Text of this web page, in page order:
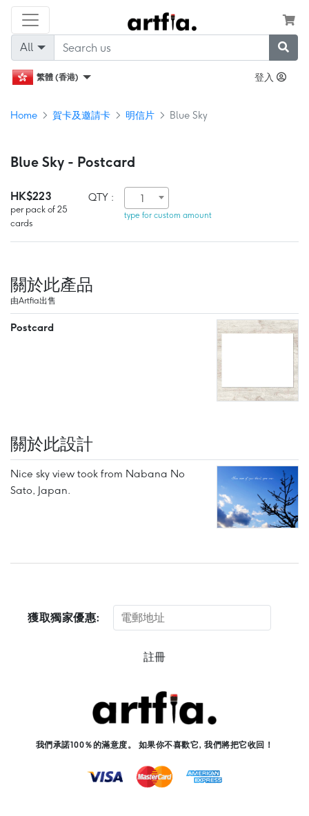
All
繁體 (香港) 登入
Home 賀卡及邀請卡 明信片 Blue Sky
Blue Sky - Postcard
HK$223
per pack of 25
cards
QTY : 1
type for custom amount
關於此產品
由Artfia出售
Postcard
關於此設計
Nice sky view took from Nabana No
Sato, Japan.
獲取獨家優惠:
註冊
我們承諾100％的滿意度。 如果你不喜歡它, 我們將把它收回！